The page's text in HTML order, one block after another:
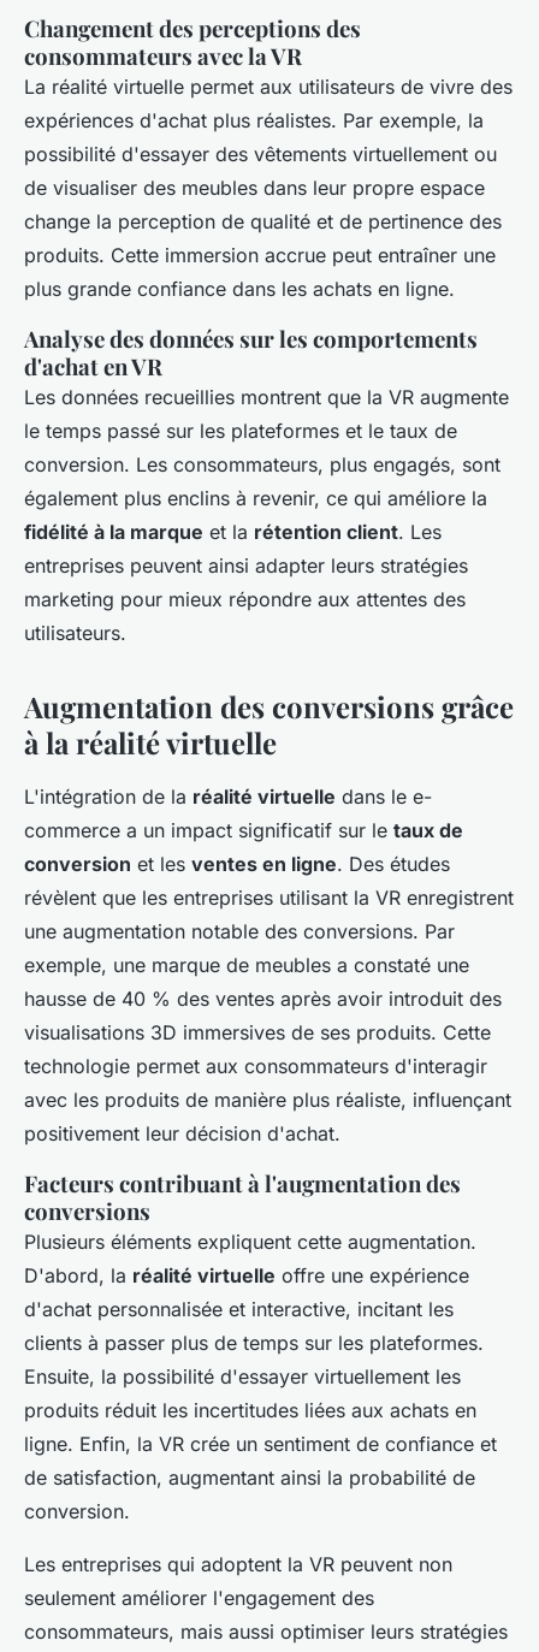
Changement des perceptions des
consommateurs avec la VR
La réalité virtuelle permet aux utilisateurs de vivre des
expériences d'achat plus réalistes. Par exemple, la
possibilité d'essayer des vêtements virtuellement ou
de visualiser des meubles dans leur propre espace
change la perception de qualité et de pertinence des
produits. Cette immersion accrue peut entraîner une
plus grande confiance dans les achats en ligne.
Analyse des données sur les comportements
d'achat en VR
Les données recueillies montrent que la VR augmente
le temps passé sur les plateformes et le taux de
conversion. Les consommateurs, plus engagés, sont
également plus enclins à revenir, ce qui améliore la
fidélité à la marque et la rétention client. Les
entreprises peuvent ainsi adapter leurs stratégies
marketing pour mieux répondre aux attentes des
utilisateurs.
Augmentation des conversions grâce
à la réalité virtuelle
L'intégration de la réalité virtuelle dans le e-
commerce a un impact significatif sur le taux de
conversion et les ventes en ligne. Des études
révèlent que les entreprises utilisant la VR enregistrent
une augmentation notable des conversions. Par
exemple, une marque de meubles a constaté une
hausse de 40 % des ventes après avoir introduit des
visualisations 3D immersives de ses produits. Cette
technologie permet aux consommateurs d'interagir
avec les produits de manière plus réaliste, influençant
positivement leur décision d'achat.
Facteurs contribuant à l'augmentation des
conversions
Plusieurs éléments expliquent cette augmentation.
D'abord, la réalité virtuelle offre une expérience
d'achat personnalisée et interactive, incitant les
clients à passer plus de temps sur les plateformes.
Ensuite, la possibilité d'essayer virtuellement les
produits réduit les incertitudes liées aux achats en
ligne. Enfin, la VR crée un sentiment de confiance et
de satisfaction, augmentant ainsi la probabilité de
conversion.
Les entreprises qui adoptent la VR peuvent non
seulement améliorer l'engagement des
consommateurs, mais aussi optimiser leurs stratégies